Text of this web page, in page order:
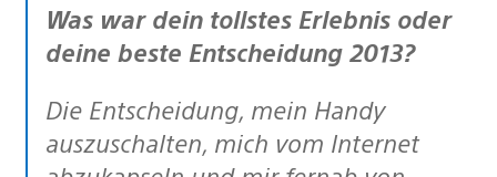
Was war dein tollstes Erlebnis oder
deine beste Entscheidung 2013?
Die Entscheidung, mein Handy
auszuschalten, mich vom Internet